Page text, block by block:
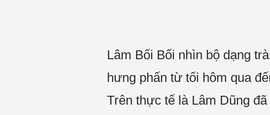
Lâm Bối Bối nhìn bộ dạng
hưng phấn từ tối hôm qua
Trên thực tế là Lâm Dũng